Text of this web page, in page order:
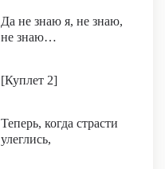
Да не знаю я, не знаю,
не знаю…
[Куплет 2]
Теперь, когда страсти
улеглись,